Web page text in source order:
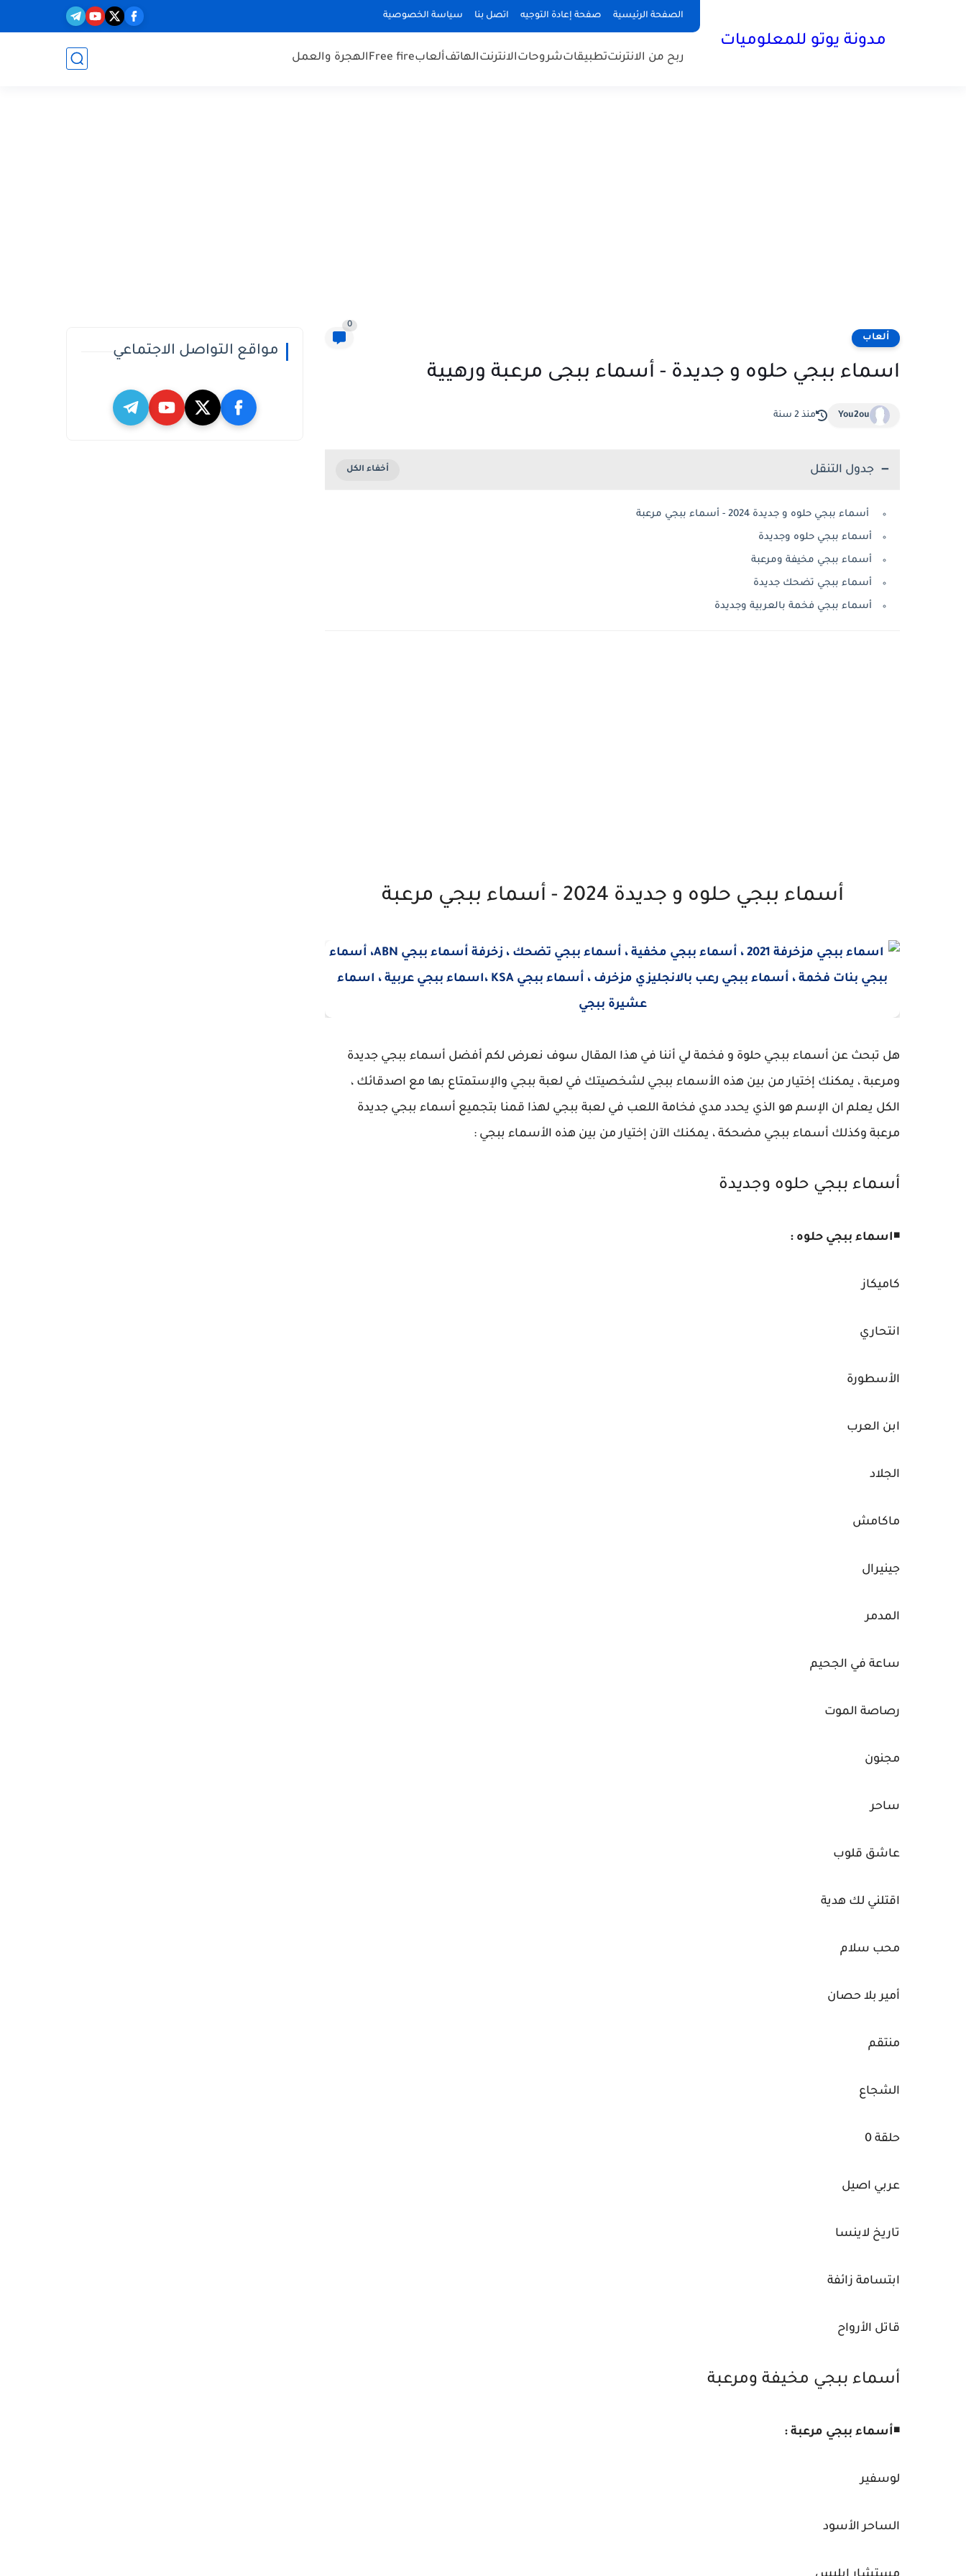
الصفحة الرئيسية صفحة إعادة التوجيه اتصل بنا سياسة الخصوصية
مدونة يوتو للمعلوميات
ربح من الانترنتتطبيقاتشروحاتالانترنتالهاتفألعابFree fireالهجرة والعمل
ألعاب
0
اسماء ببجي حلوه و جديدة - أسماء ببجى مرعبة ورهيية
You2ou منذ 2 سنة
جدول التنقل
أسماء ببجي حلوه و جديدة 2024 - أسماء ببجي مرعبة
أسماء ببجي حلوه وجديدة
أسماء ببجي مخيفة ومرعبة
أسماء ببجي تضحك جديدة
أسماء ببجي فخمة بالعربية وجديدة
أسماء ببجي حلوه و جديدة 2024 - أسماء ببجي مرعبة
هل تبحث عن أسماء ببجي حلوة و فخمة لي أننا في هذا المقال سوف نعرض لكم أفضل أسماء ببجي جديدة
ومرعبة ، يمكنك إختيار من بين هذه الأسماء ببجي لشخصيتك في لعبة ببجي والإستمتاع بها مع اصدقائك ،
الكل يعلم ان الإسم هو الذي يحدد مدي فخامة اللعب في لعبة ببجي لهذا قمنا بتجميع أسماء ببجي جديدة
مرعبة وكذلك أسماء ببجي مضحكة ، يمكنك الآن إختيار من بين هذه الأسماء ببجي :
أسماء ببجي حلوه وجديدة
◾اسماء ببجي حلوه :
كاميكاز
انتحاري
الأسطورة
ابن العرب
الجلاد
ماكامش
جينيرال
المدمر
ساعة في الجحيم
رصاصة الموت
مجنون
ساحر
عاشق قلوب
اقتلني لك هدية
محب سلام
أمير بلا حصان
منتقم
الشجاع
حلقة 0
عربي اصيل
تاريخ لاينسا
ابتسامة زائفة
قاتل الأرواح
أسماء ببجي مخيفة ومرعبة
◾أسماء ببجي مرعبة :
لوسفير
الساحر الأسود
مواقع التواصل الاجتماعي